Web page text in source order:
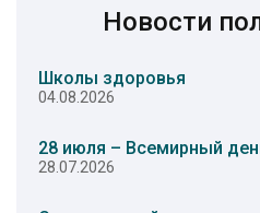
Новости
Школы здоровья
04.08.2026
28 июля – Всемирный
28.07.2026